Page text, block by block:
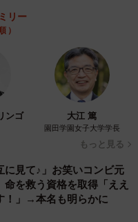
ンズホームセンターの
回の投稿。今使ってい
にされたい。
さんはこの反響に
ゆめぎんがパラダイス』
レビアニメをご覧になっ
きたい。
リー
）
ンゴ 大江 篤
園田学園女子大学学長
もっと見る
に見て♪」お笑いコンビ元
を救う資格を取得「ええ
！」→本名も明らかに